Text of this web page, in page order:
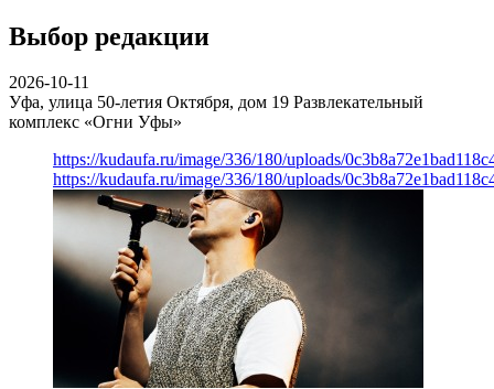
Выбор редакции
2026-10-11
Уфа, улица 50-летия Октября, дом 19 Развлекательный
комплекс «Огни Уфы»
https://kudaufa.ru/image/336/180/uploads/
https://kudaufa.ru/image/336/180/uploads/